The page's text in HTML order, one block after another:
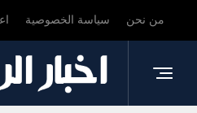
من نحن سياسة الخصوصية